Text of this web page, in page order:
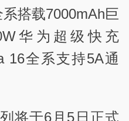
搭载7000mAh巨
华为超级快充
16全系支持5A通
将于6月5日正式